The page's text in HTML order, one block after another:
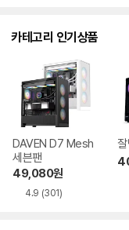
카테고리 인기상품
DAVEN D7 Mesh
세븐팬
49,080원
4.9 (301)